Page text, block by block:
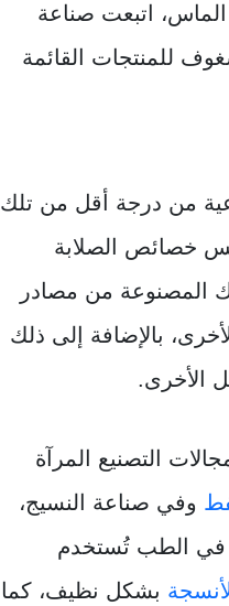
اتبعت صناعة
للمنتجات القائمة
من درجة أقل من تلك
خصائص الصلابة
المصنوعة من مصادر
بالإضافة إلى ذلك
الأخرى.
التصنيع المرآة
وفي صناعة النسيج،
في الطب تُستخدم
بشكل نظيف، كما